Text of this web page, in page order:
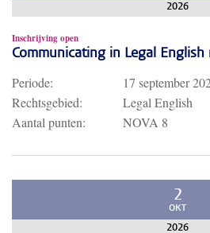
2026
Inschrijving open
Communicating in Legal English
Periode: 17 september
Rechtsgebied:
Legal English
Aantal punten:
NOVA 8
2
OKT
2026